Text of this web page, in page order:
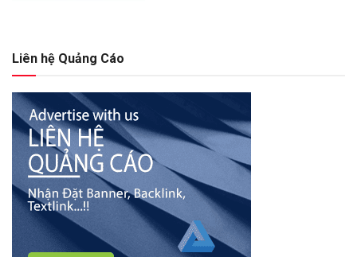
Liên hệ Quảng Cáo